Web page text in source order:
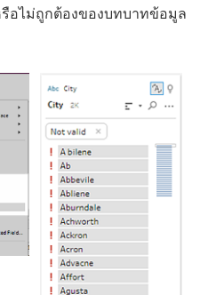
อไม่ถูกต้องของบทบาทข้อมูล